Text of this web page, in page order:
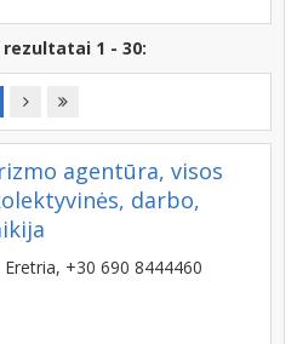
rezultatai 1 - 30:
agentūra, visos
darbo,
Eretria, +30 690 8444460